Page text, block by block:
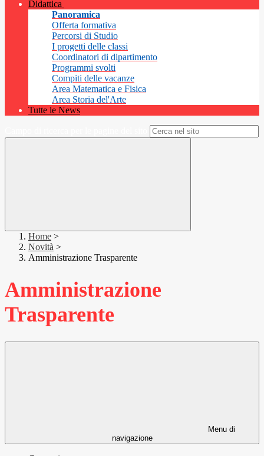
Didattica
Panoramica
Offerta formativa
Percorsi di Studio
I progetti delle classi
Coordinatori di dipartimento
Programmi svolti
Compiti delle vacanze
Area Matematica e Fisica
Area Storia del'Arte
Tutte le News
Home >
Novità >
Amministrazione Trasparente
Amministrazione
Trasparente
Menu di
navigazione